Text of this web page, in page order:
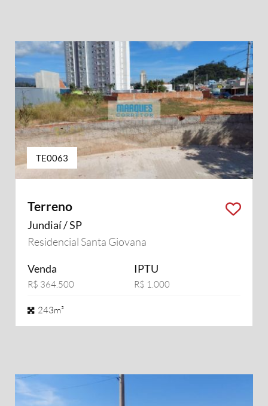
TE0063
Terreno
Jundiaí / SP
Residencial Santa Giovana
Venda
R$ 364.500
IPTU
R$ 1.000
243m²